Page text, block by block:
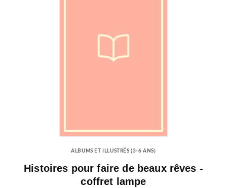
ALBUMS ET ILLUSTRÉS (3-6 ANS)
Histoires pour faire de beaux rêves -
coffret lampe